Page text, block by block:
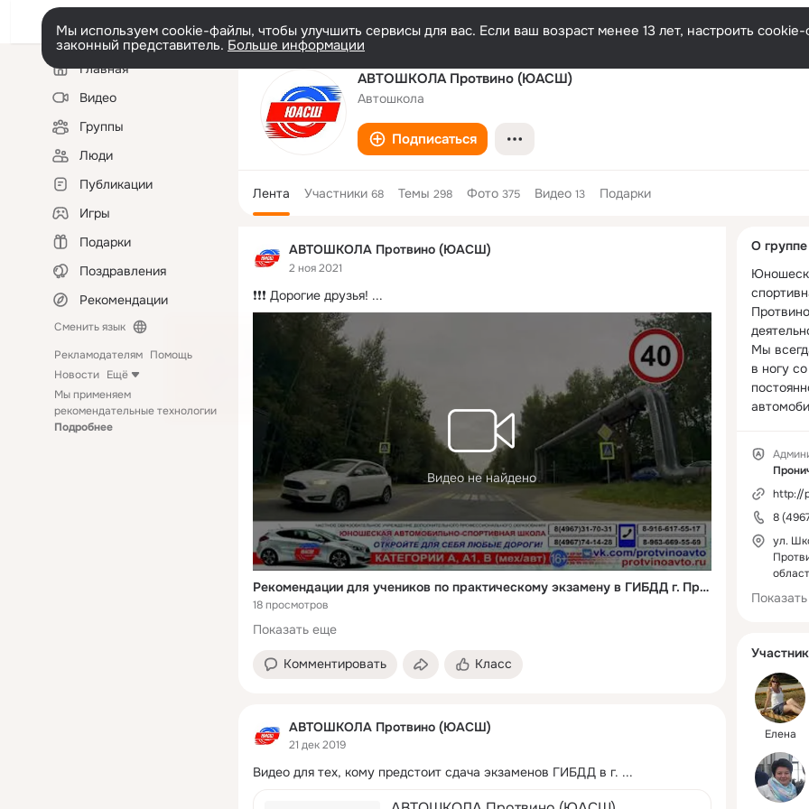
Мы используем cookie-файлы, чтобы улучшить сервисы для вас. Если ваш возраст менее 13 лет, настроить
законный представитель. Больше информации
Левая
колонкаГлавная
Видео
Группы
Люди
Публикации
Игры
Подарки
Поздравления
Рекомендации
Сменить язык
Рекламодателям Помощь
Новости Ещё
Мы применяем
рекомендательные технологии
Подробнее
АВТОШКОЛА Протвино (ЮАСШ)
Автошкола
Подписаться
Лента Участники 68 Темы 298 Фото 375 Видео 13 Подарки
АВТОШКОЛА Протвино (ЮАСШ)
2 ноя 2021
❗❗❗ Дорогие друзья! ...
Видео не найдено
Рекомендации для учеников по практическому экзамену в ГИБДД г. Протвино от ЮАСШ (Регламент 2021г)
18 просмотров
Показать еще
Комментировать Класс
АВТОШКОЛА Протвино (ЮАСШ)
21 дек 2019
Видео для тех, кому предстоит сдача экзаменов ГИБДД в г. ...
колонка
О группе
Мы
в ногу
Работая
лучше
только
дорогах,
в
http://
8
ул.
Елена